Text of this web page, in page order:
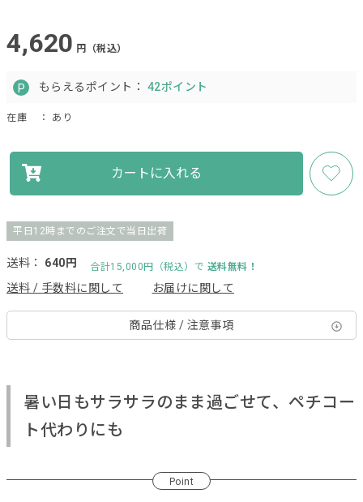
4,620 円（税込）
もらえるポイント： 42ポイント
在庫 ： あり
カートに入れる
平日12時までのご注文で当日出荷
送料： 640円 合計15,000円（税込）で 送料無料！
送料 / 手数料に関して お届けに関して
商品仕様 / 注意事項
暑い日もサラサラのまま過ごせて、ペチコー
ト代わりにも
Point